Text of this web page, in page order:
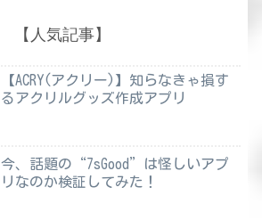
【人気記事】
【ACRY(アクリー)】知らなきゃ損す
るアクリルグッズ作成アプリ
今、話題の“7sGood”は怪しいアプ
リなのか検証してみた！